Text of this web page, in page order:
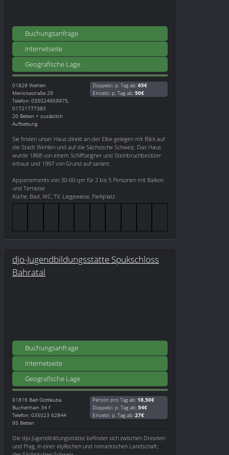
Buchungsanfrage
Internetseite
Geografische Lage
01829 Wehlen
Menickestraße 29
Telefon: 035024959975,
01721777383
20 Betten + zusätzlich
Aufbettung
Doppelzi. p. Tag ab: 65€
Einzelzi. p. Tag ab: 50€
Sie finden unser Haus direkt an der Elbe gelegen mit Blick auf
die Stadt Wehlen und auf die Sächsische Schweiz. Das Haus
wurde 1868 von einem Schiffseigner und Steinbruchbesitzer
erbaut und 1997 von Grund auf saniert.
Appartements von 30-60 qm für 2 bis 5 Personen mit Balkon
und Terrasse
Küche, Bad, WC, TV, Liegewiese, Parkplatz
djo-Jugendbildungsstätte Spukschloss
Bahratal
Buchungsanfrage
Internetseite
Geografische Lage
01816 Bad Gottleuba
Buchenhain 34 f
Telefon: 035023 62844
95 Betten
Person pro Tag ab: 18,50€
Doppelzi. p. Tag ab: 54€
Einzelzi. p. Tag ab: 27€
Die djo-Jugendbildungsstätte befindet sich zwischen Dresden
und Prag, in einer idyllischen und romantischen Landschaft;